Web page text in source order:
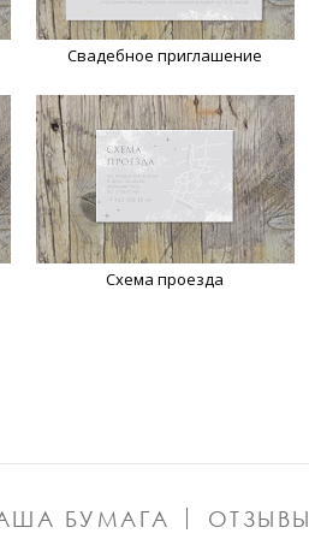
Свадебное приглашение
Схема проезда
БУМАГА ОТЗЫВЫ